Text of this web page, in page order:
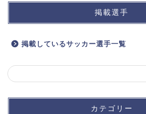
掲載選手
掲載しているサッカー選手一覧
カテゴリー